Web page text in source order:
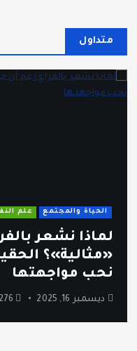
متداول
الحياة والمجتمع علم
لماذا نشعر
«مثالية»؟
نحب مواجهتها
ديسمبر 16, 2025